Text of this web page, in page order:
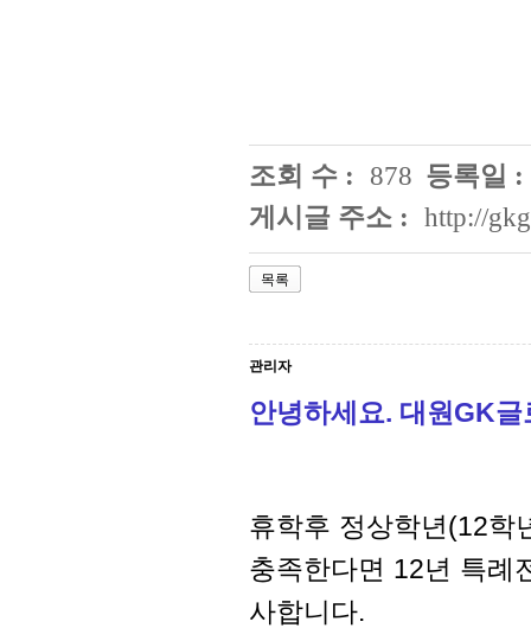
조회 수 : 878 등록일 :
게시글 주소 : http://
목록
관리자
안녕하세요. 대원GK
휴학후 정상학년(12학
충족한다면 12년 특례
사합니다.